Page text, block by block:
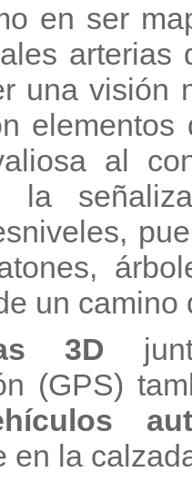
en ser
arterias
una visión
al
la
un
3D
(GPS)
en la